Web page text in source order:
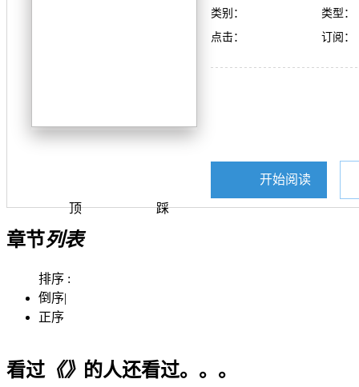
顶 踩
类别：
类型：
点击：
订阅：
开始阅读
章节列表
排序 :
倒序|
正序
看过《》 的人还看过。。。